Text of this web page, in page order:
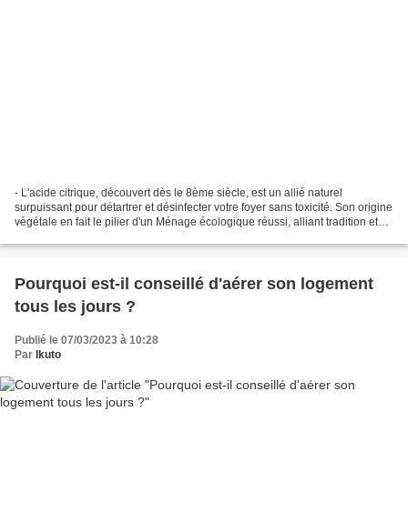
- L'acide citrique, découvert dès le 8ème siècle, est un allié naturel
surpuissant pour détartrer et désinfecter votre foyer sans toxicité. Son origine
végétale en fait le pilier d'un Ménage écologique réussi, alliant tradition et
Pourquoi est-il conseillé d'aérer son logement
tous les jours ?
Publié le 07/03/2023 à 10:28
Par Ikuto